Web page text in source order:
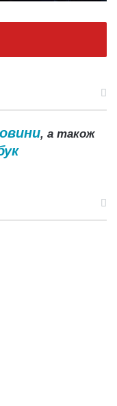
, а також